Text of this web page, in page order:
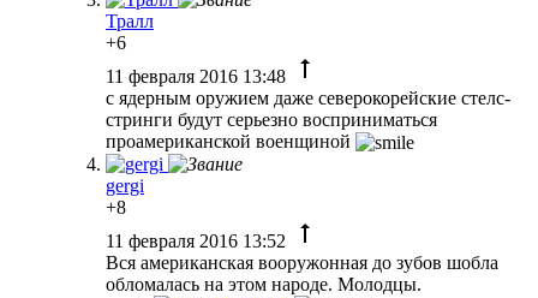
Тралл
+6
11 февраля 2016 13:48
с ядерным оружием даже северокорейские стелс-
стринги будут серьезно восприниматься
проамериканской военщиной
gergi
+8
11 февраля 2016 13:52
Вся американская вооружонная до зубов шобла
обломалась на этом народе. Молодцы.